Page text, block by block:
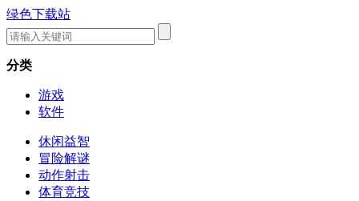
绿色下载站
分类
游戏
软件
休闲益智
冒险解谜
动作射击
体育竞技